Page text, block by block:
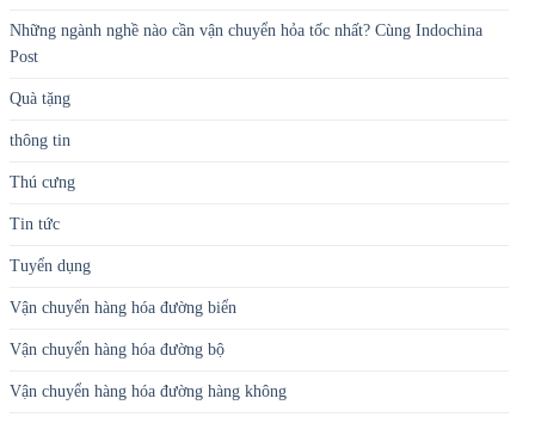
Những ngành nghề nào cần vận chuyển hỏa tốc nhất? Cùng Indochina
Post
Quà tặng
thông tin
Thú cưng
Tin tức
Tuyển dụng
Vận chuyển hàng hóa đường biển
Vận chuyển hàng hóa đường bộ
Vận chuyển hàng hóa đường hàng không